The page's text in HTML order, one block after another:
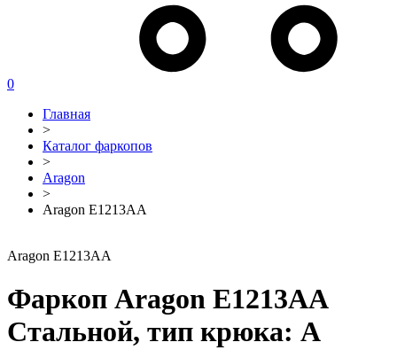
0
Главная
>
Каталог фаркопов
>
Aragon
>
Aragon E1213AA
Aragon E1213AA
Фаркоп Aragon E1213AA
Стальной, тип крюка: A